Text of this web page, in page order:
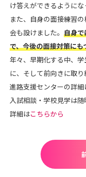
け答えができるようにな
また、自身の面接練習
会も設けました。 自身
で、今後の面接対策に
年々、早期化する中、
に、そして前向きに取り
進路支援センターの詳細
入試相談・学校見学は随
詳細はこちらから